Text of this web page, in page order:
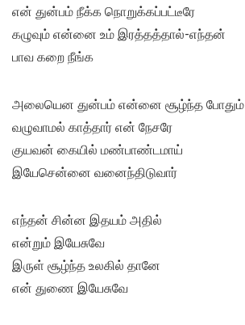
என் துன்பம் நீக்க நொறுக்கப்பட்டீரே
கழுவும் என்னை உம் இரத்தத்தால்-எந்தன்
பாவ கறை நீங்க
அலையென துன்பம் என்னை சூழ்ந்த போதும்
வழுவாமல் காத்தார் என் நேசரே
குயவன் கையில் மண்பாண்டமாய்
இயேசென்னை வனைந்திடுவார்
எந்தன் சின்ன இதயம் அதில்
என்றும் இயேசுவே
இருள் சூழ்ந்த உலகில் தானே
என் துணை இயேசுவே